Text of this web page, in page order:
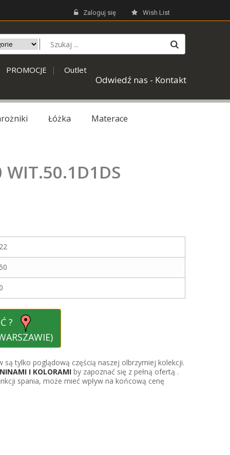
Zaloguj się Wish List
PROMOCJE | Outlet
Odwiedź nas - Kontakt
Łóżka Materace
?
są tylko poglądową częścią naszej olbrzymiej kolekcji.
I KOLORAMI by zapoznać się z pełną ofertą .
spania, może mieć wpływ na końcową cenę